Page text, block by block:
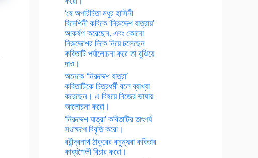
‘ষে অপরিচিতা মধুর হাসিনী
বিদেশিনী কবিকে ‘নিরুদ্দেশ যাত্রায়’
আকর্ষণ করেছেন, এবং কোনো
নিরুদ্দেশের দিকে নিয়ে চলেছেন
কবিতাটি পর্যালোচনা করে তা বুঝিয়ে
দাও।
অনেকে ‘নিরুদ্দেশ যাত্রা’
কবিতাটিকে চিত্রধর্মী বলে ব্যাখ্যা
করেছেন। এ বিষয়ে নিজের ভাষায়
আলোচনা করো।
‘নিরুদ্দেশ যাত্রা’ কবিতাটির তাৎপর্য
সংক্ষেপে বিবৃতি করো।
রবীন্দ্রনাথ ঠাকুরের বসুন্ধরা কবিতার
কাব্যশৈলী বিচার করো।